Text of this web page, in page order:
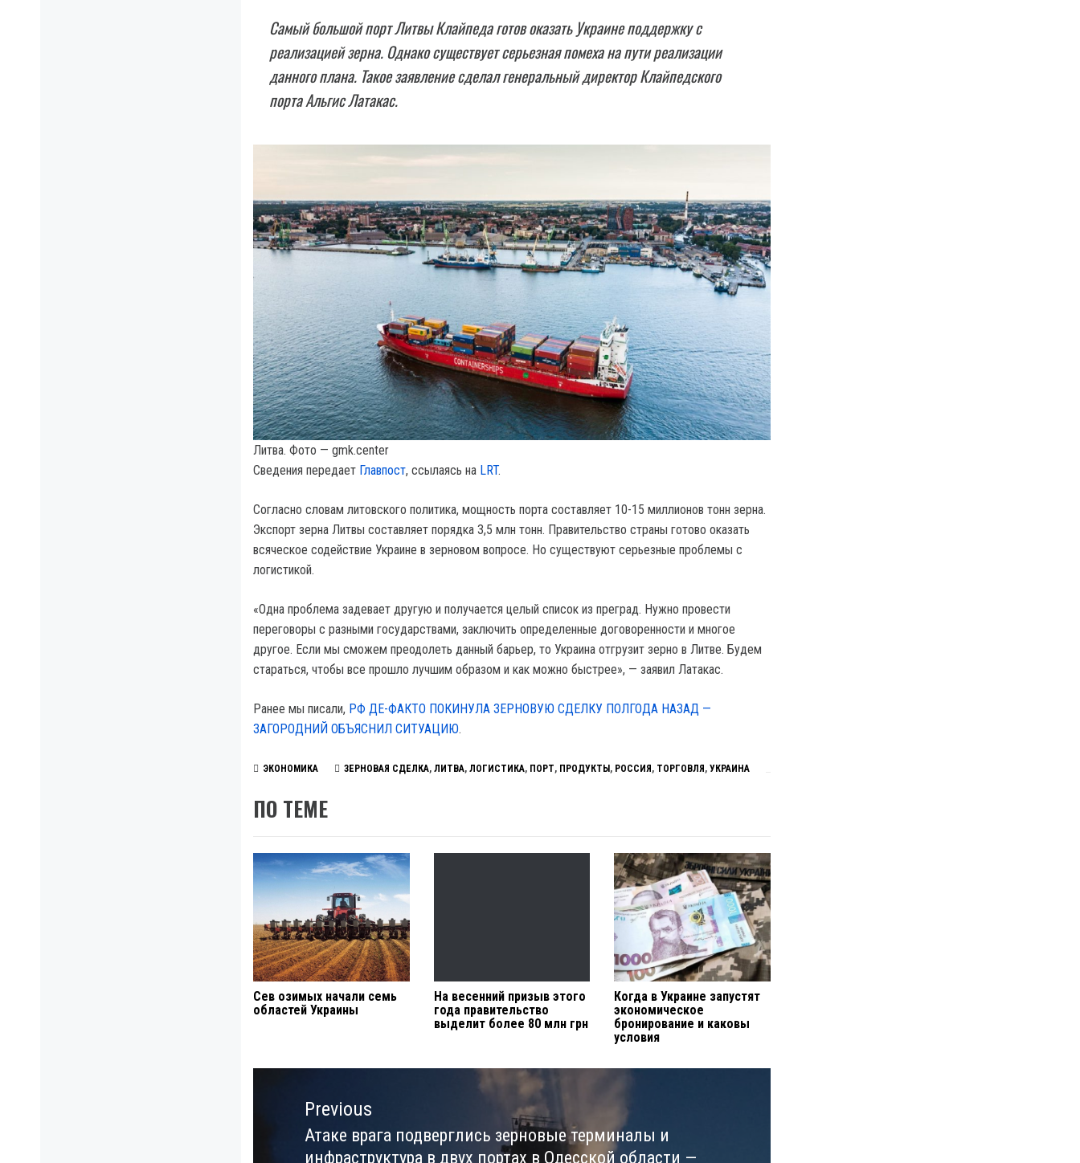
Самый большой порт Литвы Клайпеда готов оказать Украине поддержку с
реализацией зерна. Однако существует серьезная помеха на пути реализации
данного плана. Такое заявление сделал генеральный директор Клайпедского
порта Альгис Латакас.
Литва. Фото — gmk.center
Сведения передает Главпост, ссылаясь на LRT.
Согласно словам литовского политика, мощность порта составляет 10-15 миллионов тонн зерна.
Экспорт зерна Литвы составляет порядка 3,5 млн тонн. Правительство страны готово оказать
всяческое содействие Украине в зерновом вопросе. Но существуют серьезные проблемы с
логистикой.
«Одна проблема задевает другую и получается целый список из преград. Нужно провести
переговоры с разными государствами, заключить определенные договоренности и многое
другое. Если мы сможем преодолеть данный барьер, то Украина отгрузит зерно в Литве. Будем
стараться, чтобы все прошло лучшим образом и как можно быстрее», — заявил Латакас.
Ранее мы писали, РФ ДЕ-ФАКТО ПОКИНУЛА ЗЕРНОВУЮ СДЕЛКУ ПОЛГОДА НАЗАД —
ЗАГОРОДНИЙ ОБЪЯСНИЛ СИТУАЦИЮ.
ЭКОНОМИКА ЗЕРНОВАЯ СДЕЛКА, ЛИТВА, ЛОГИСТИКА, ПОРТ, ПРОДУКТЫ, РОССИЯ, ТОРГОВЛЯ, УКРАИНА
ПО ТЕМЕ
Сев озимых начали семь
областей Украины
На весенний призыв этого
года правительство
выделит более 80 млн грн
Когда в Украине запустят
экономическое
бронирование и каковы
условия
Навигация
записямPrevious
Previous
Атаке врага подверглись зерновые терминалы и
инфраструктура в двух портах в Одесской области —